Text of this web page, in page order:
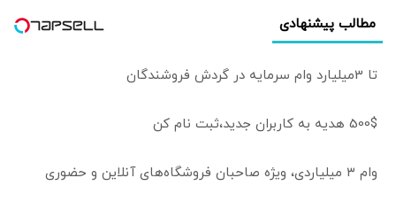
مطالب پیشنهادی
تا 3میلیارد وام سرمایه در گردش فروشندگان
500$ هدیه به کاربران جدید،ثبت نام کن
وام ۳ میلیاردی، ویژه صاحبان فروشگاه‌های آنلاین و حضوری